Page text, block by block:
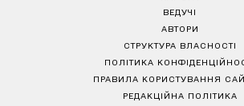
ВЕДУЧІ
АВТОРИ
СТРУКТУРА ВЛАСНОСТІ
ПОЛІТИКА
ПРАВИЛА КОРИСТУВАННЯ
РЕДАКЦІЙНА ПОЛІТИКА